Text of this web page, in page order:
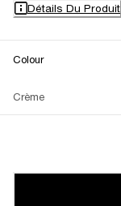
Détails Du Produit
Colour
Crème